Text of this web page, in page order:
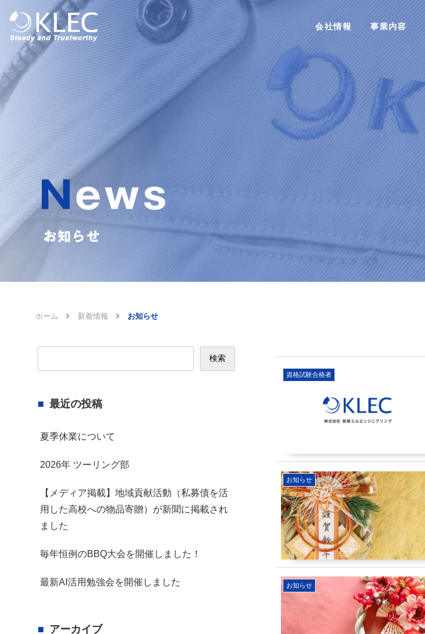
会社情報 事業内容
News
お知らせ
ホーム 新着情報 お知らせ
資格試験合格者
お知らせ
お知らせ
検索
最近の投稿
夏季休業について
2026年 ツーリング部
【メディア掲載】地域貢献活動（私募債を活
用した高校への物品寄贈）が新聞に掲載され
ました
毎年恒例のBBQ大会を開催しました！
最新AI活用勉強会を開催しました
アーカイブ